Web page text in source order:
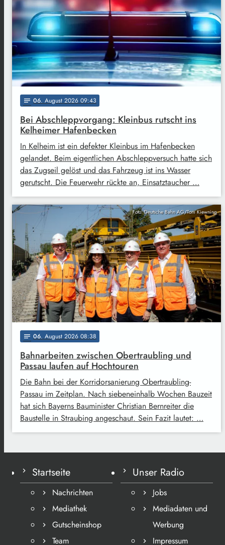
notes 06. August 2026 09:43
Bei Abschleppvorgang: Kleinbus rutscht ins
Kelheimer Hafenbecken
In Kelheim ist ein defekter Kleinbus im Hafenbecken
gelandet. Beim eigentlichen Abschleppversuch hatte sich
das Zugseil gelöst und das Fahrzeug ist ins Wasser
gerutscht. Die Feuerwehr rückte an, Einsatztaucher …
Foto: Deutsche Bahn AG/Tom Kiewning
notes 06. August 2026 08:38
Bahnarbeiten zwischen Obertraubling und
Passau laufen auf Hochtouren
Die Bahn bei der Korridorsanierung Obertraubling-
Passau im Zeitplan. Nach siebeneinhalb Wochen Bauzeit
hat sich Bayerns Bauminister Christian Bernreiter die
Baustelle in Straubing angeschaut. Sein Fazit lautet: …
Startseite
Nachrichten
Mediathek
Gutscheinshop
Team
Unser Radio
Jobs
Mediadaten und
Werbung
Impressum